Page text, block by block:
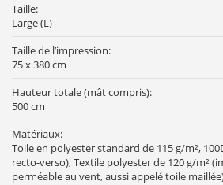
Taille:
Large (L)
Taille de l’impression:
75 x 380 cm
Hauteur totale (mât compris):
500 cm
Matériaux:
Toile en polyester standard de 115 g/m²,
recto-verso), Textile polyester de 120 g/m²
perméable au vent, aussi appelé toile